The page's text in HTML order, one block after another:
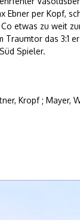
Ebner per Kopf,
etwas zu weit
Traumtor das 3:1
Spieler.
Kropf ; Mayer,